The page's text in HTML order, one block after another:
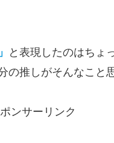
と表現したのはちょ
推しがそんなこと
ンサーリンク